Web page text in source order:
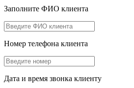
Заполните ФИО клиента
Номер телефона клиента
Дата и время звонка клиенту